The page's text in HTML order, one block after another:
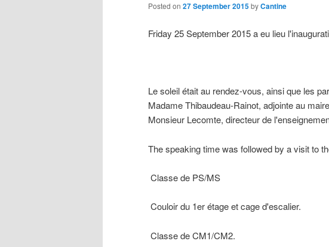
Posted on 27 September 2015byCantine
Friday 25 September 2015a eu lieu
Le soleil était au rendez-vous, ainsi que les
Madame Thibaudeau-Rainot, adjointe au
Monsieur Lecomte, directeur de
The speaking time was followed by a visit to
Classe de PS/MS
Couloir du 1er étage et cage d'escalier.
Classe de CM1/CM2.